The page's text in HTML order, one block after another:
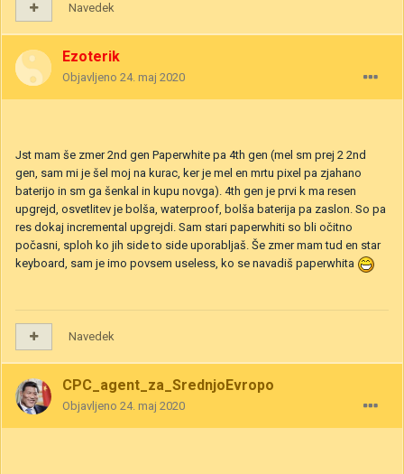
Navedek
Ezoterik
Objavljeno 24. maj 2020
Jst mam še zmer 2nd gen Paperwhite pa 4th gen (mel sm prej 2 2nd
gen, sam mi je šel moj na kurac, ker je mel en mrtu pixel pa zjahano
baterijo in sm ga šenkal in kupu novga). 4th gen je prvi k ma resen
upgrejd, osvetlitev je bolša, waterproof, bolša baterija pa zaslon. So pa
res dokaj incremental upgrejdi. Sam stari paperwhiti so bli očitno
počasni, sploh ko jih side to side uporabljaš. Še zmer mam tud en star
keyboard, sam je imo povsem useless, ko se navadiš paperwhita
Navedek
CPC_agent_za_SrednjoEvropo
Objavljeno 24. maj 2020